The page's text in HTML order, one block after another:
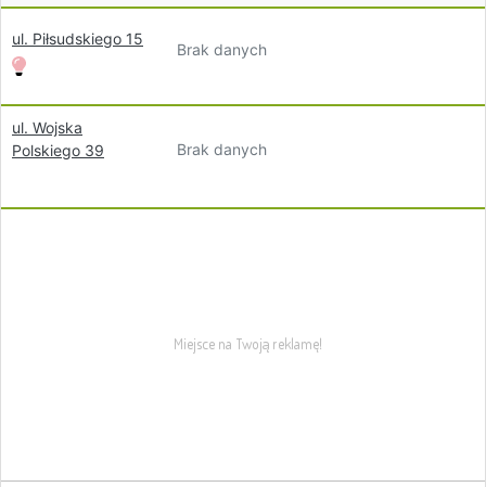
ul. Piłsudskiego 15
Brak danych
ul. Wojska
Polskiego 39
Brak danych